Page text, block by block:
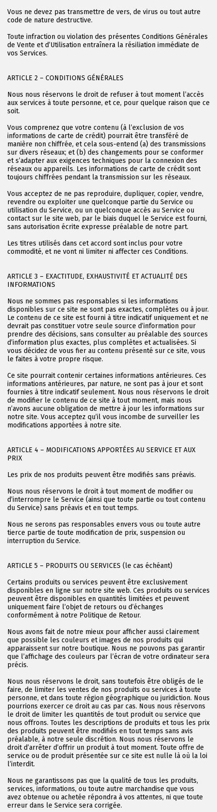
Vous ne devez pas transmettre de vers, de virus ou tout autre
code de nature destructive.
Toute infraction ou violation des présentes Conditions Générales
de Vente et d’Utilisation entraînera la résiliation immédiate de
vos Services.
ARTICLE 2 – CONDITIONS GÉNÉRALES
Nous nous réservons le droit de refuser à tout moment l’accès
aux services à toute personne, et ce, pour quelque raison que ce
soit.
Vous comprenez que votre contenu (à l’exclusion de vos
informations de carte de crédit) pourrait être transféré de
manière non chiffrée, et cela sous-entend (a) des transmissions
sur divers réseaux; et (b) des changements pour se conformer
et s’adapter aux exigences techniques pour la connexion des
réseaux ou appareils. Les informations de carte de crédit sont
toujours chiffrées pendant la transmission sur les réseaux.
Vous acceptez de ne pas reproduire, dupliquer, copier, vendre,
revendre ou exploiter une quelconque partie du Service ou
utilisation du Service, ou un quelconque accès au Service ou
contact sur le site web, par le biais duquel le Service est fourni,
sans autorisation écrite expresse préalable de notre part.
Les titres utilisés dans cet accord sont inclus pour votre
commodité, et ne vont ni limiter ni affecter ces Conditions.
ARTICLE 3 – EXACTITUDE, EXHAUSTIVITÉ ET ACTUALITÉ DES
INFORMATIONS
Nous ne sommes pas responsables si les informations
disponibles sur ce site ne sont pas exactes, complètes ou à jour.
Le contenu de ce site est fourni à titre indicatif uniquement et ne
devrait pas constituer votre seule source d’information pour
prendre des décisions, sans consulter au préalable des sources
d’information plus exactes, plus complètes et actualisées. Si
vous décidez de vous fier au contenu présenté sur ce site, vous
le faites à votre propre risque.
Ce site pourrait contenir certaines informations antérieures. Ces
informations antérieures, par nature, ne sont pas à jour et sont
fournies à titre indicatif seulement. Nous nous réservons le droit
de modifier le contenu de ce site à tout moment, mais nous
n’avons aucune obligation de mettre à jour les informations sur
notre site. Vous acceptez qu’il vous incombe de surveiller les
modifications apportées à notre site.
ARTICLE 4 – MODIFICATIONS APPORTÉES AU SERVICE ET AUX
PRIX
Les prix de nos produits peuvent être modifiés sans préavis.
Nous nous réservons le droit à tout moment de modifier ou
d’interrompre le Service (ainsi que toute partie ou tout contenu
du Service) sans préavis et en tout temps.
Nous ne serons pas responsables envers vous ou toute autre
tierce partie de toute modification de prix, suspension ou
interruption du Service.
ARTICLE 5 – PRODUITS OU SERVICES (le cas échéant)
Certains produits ou services peuvent être exclusivement
disponibles en ligne sur notre site web. Ces produits ou services
peuvent être disponibles en quantités limitées et peuvent
uniquement faire l’objet de retours ou d’échanges
conformément à notre Politique de Retour.
Nous avons fait de notre mieux pour afficher aussi clairement
que possible les couleurs et images de nos produits qui
apparaissent sur notre boutique. Nous ne pouvons pas garantir
que l’affichage des couleurs par l’écran de votre ordinateur sera
précis.
Nous nous réservons le droit, sans toutefois être obligés de le
faire, de limiter les ventes de nos produits ou services à toute
personne, et dans toute région géographique ou juridiction. Nous
pourrions exercer ce droit au cas par cas. Nous nous réservons
le droit de limiter les quantités de tout produit ou service que
nous offrons. Toutes les descriptions de produits et tous les prix
des produits peuvent être modifiés en tout temps sans avis
préalable, à notre seule discrétion. Nous nous réservons le
droit d’arrêter d’offrir un produit à tout moment. Toute offre de
service ou de produit présentée sur ce site est nulle là où la loi
l’interdit.
Nous ne garantissons pas que la qualité de tous les produits,
services, informations, ou toute autre marchandise que vous
avez obtenue ou achetée répondra à vos attentes, ni que toute
erreur dans le Service sera corrigée.